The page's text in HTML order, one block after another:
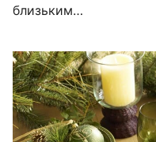
близьким…